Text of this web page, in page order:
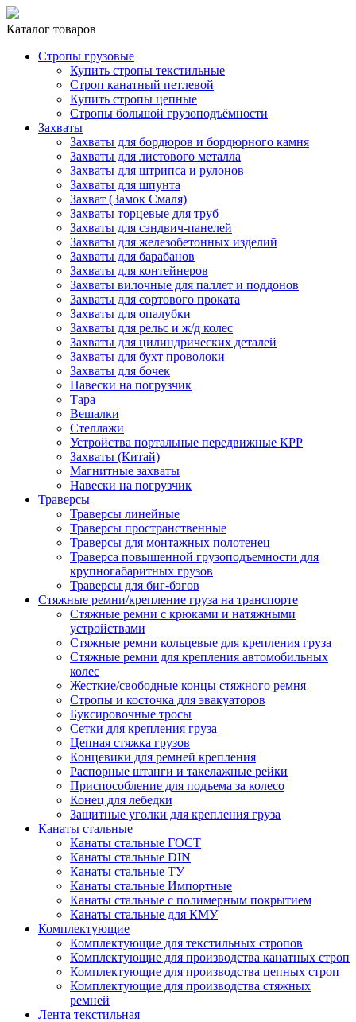
Каталог товаров
Стропы грузовые
Купить стропы текстильные
Строп канатный петлевой
Купить стропы цепные
Стропы большой грузоподъёмности
Захваты
Захваты для бордюров и бордюрного камня
Захваты для листового металла
Захваты для штрипса и рулонов
Захваты для шпунта
Захват (Замок Смаля)
Захваты торцевые для труб
Захваты для сэндвич-панелей
Захваты для железобетонных изделий
Захваты для барабанов
Захваты для контейнеров
Захваты вилочные для паллет и поддонов
Захваты для сортового проката
Захваты для опалубки
Захваты для рельс и ж/д колес
Захваты для цилиндрических деталей
Захваты для бухт проволоки
Захваты для бочек
Навески на погрузчик
Тара
Вешалки
Стеллажи
Устройства портальные передвижные КРР
Захваты (Китай)
Магнитные захваты
Навески на погрузчик
Траверсы
Траверсы линейные
Траверсы пространственные
Траверсы для монтажных полотенец
Траверса повышенной грузоподъемности для
крупногабаритных грузов
Траверсы для биг-бэгов
Стяжные ремни/крепление груза на транспорте
Стяжные ремни с крюками и натяжными
устройствами
Стяжные ремни кольцевые для крепления груза
Стяжные ремни для крепления автомобильных
колес
Жесткие/свободные концы стяжного ремня
Стропы и косточка для эвакуаторов
Буксировочные тросы
Сетки для крепления груза
Цепная стяжка грузов
Концевики для ремней крепления
Распорные штанги и такелажные рейки
Приспособление для подъема за колесо
Конец для лебедки
Защитные уголки для крепления груза
Канаты стальные
Канаты стальные ГОСТ
Канаты стальные DIN
Канаты стальные ТУ
Канаты стальные Импортные
Канаты стальные с полимерным покрытием
Канаты стальные для КМУ
Комплектующие
Комплектующие для текстильных стропов
Комплектующие для производства канатных строп
Комплектующие для производства цепных строп
Комплектующие для производства стяжных
ремней
Лента текстильная